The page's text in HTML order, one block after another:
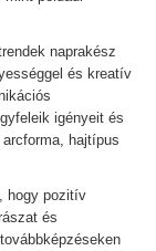
naprakész
és kreatív
igényeit és
hajtípus
hogy pozitív
és